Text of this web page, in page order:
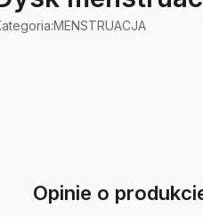
:MENSTRUACJA
Opinie o